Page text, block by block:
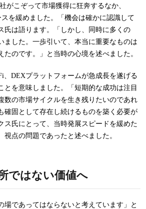
がこぞって市場獲得に狂奔するなか、
を緩めました。「機会は確かに認識して
氏は語ります。「しかし、同時に多くの
ました。一歩引いて、本当に重要なものは
たのです。」と当時の心境を述べました。
、DEXプラットフォームが急成長を遂げる
とを意味しました。「短期的な成功は注目
数の市場サイクルを生き残りたいのであれ
確固として存在し続けるものを築く必要が
ス氏にとって、当時発展スピードを緩めた
視点の問題であったと述べました。
ではない価値へ
場であってはならないと考えています」と